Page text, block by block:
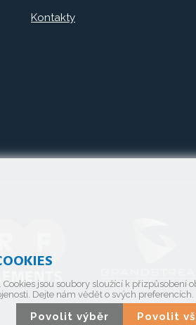
Kontakty
jsou soubory sloužící k přizpůsobení
Dejte nám vědět o svých preferencích.
Povolit výběr Povolit